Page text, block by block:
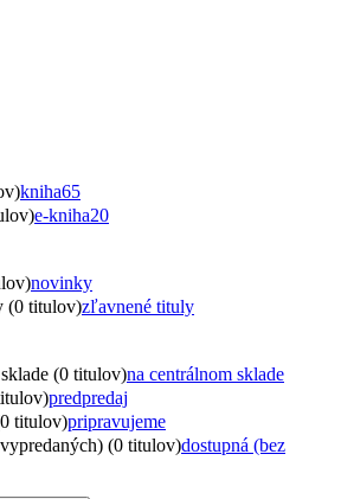
kniha65
e-kniha20
novinky
(0 titulov)zľavnené tituly
(0 titulov)na centrálnom sklade
predpredaj
titulov)pripravujeme
(0 titulov)dostupná (bez